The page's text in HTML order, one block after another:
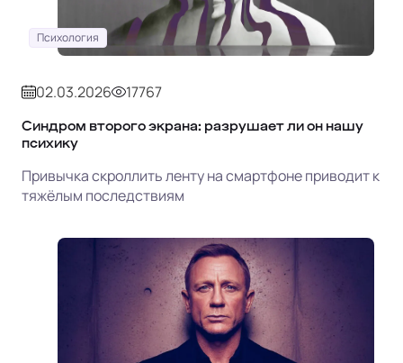
Психология
02.03.2026 17767
Синдром второго экрана: разрушает ли он нашу
психику
Привычка скроллить ленту на смартфоне приводит к
тяжёлым последствиям